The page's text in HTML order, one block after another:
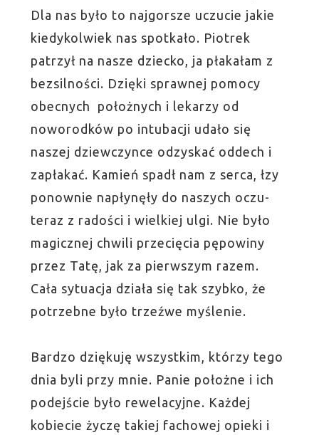
Dla nas było to najgorsze uczucie jakie
kiedykolwiek nas spotkało. Piotrek
patrzył na nasze dziecko, ja płakałam z
bezsilności. Dzięki sprawnej pomocy
obecnych położnych i lekarzy od
noworodków po intubacji udało się
naszej dziewczynce odzyskać oddech i
zapłakać. Kamień spadł nam z serca, łzy
ponownie napłynęły do naszych oczu-
teraz z radości i wielkiej ulgi. Nie było
magicznej chwili przecięcia pępowiny
przez Tatę, jak za pierwszym razem.
Cała sytuacja działa się tak szybko, że
potrzebne było trzeźwe myślenie.
Bardzo dziękuję wszystkim, którzy tego
dnia byli przy mnie. Panie położne i ich
podejście było rewelacyjne. Każdej
kobiecie życzę takiej fachowej opieki i